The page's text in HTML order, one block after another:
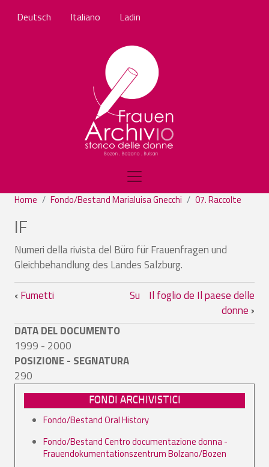
Deutsch Italiano Ladin
Home Fondo/Bestand Marialuisa Gnecchi 07. Raccolte
IF
Numeri della rivista del Büro für Frauenfragen und
Gleichbehandlung des Landes Salzburg.
Link di attraversamento del book per IF
‹ Fumetti Su
Il foglio de Il paese delle
donne ›
DATA DEL DOCUMENTO
1999 - 2000
POSIZIONE - SEGNATURA
290
FONDI ARCHIVISTICI
Fondo/Bestand Oral History
Fondo/Bestand Centro documentazione donna -
Frauendokumentationszentrum Bolzano/Bozen